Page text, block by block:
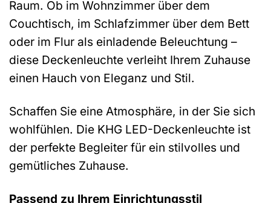
Raum. Ob im Wohnzimmer über dem
Couchtisch, im Schlafzimmer über dem Bett
oder im Flur als einladende Beleuchtung –
diese Deckenleuchte verleiht Ihrem Zuhause
einen Hauch von Eleganz und Stil.
Schaffen Sie eine Atmosphäre, in der Sie sich
wohlfühlen. Die KHG LED-Deckenleuchte ist
der perfekte Begleiter für ein stilvolles und
gemütliches Zuhause.
Passend zu Ihrem Einrichtungsstil